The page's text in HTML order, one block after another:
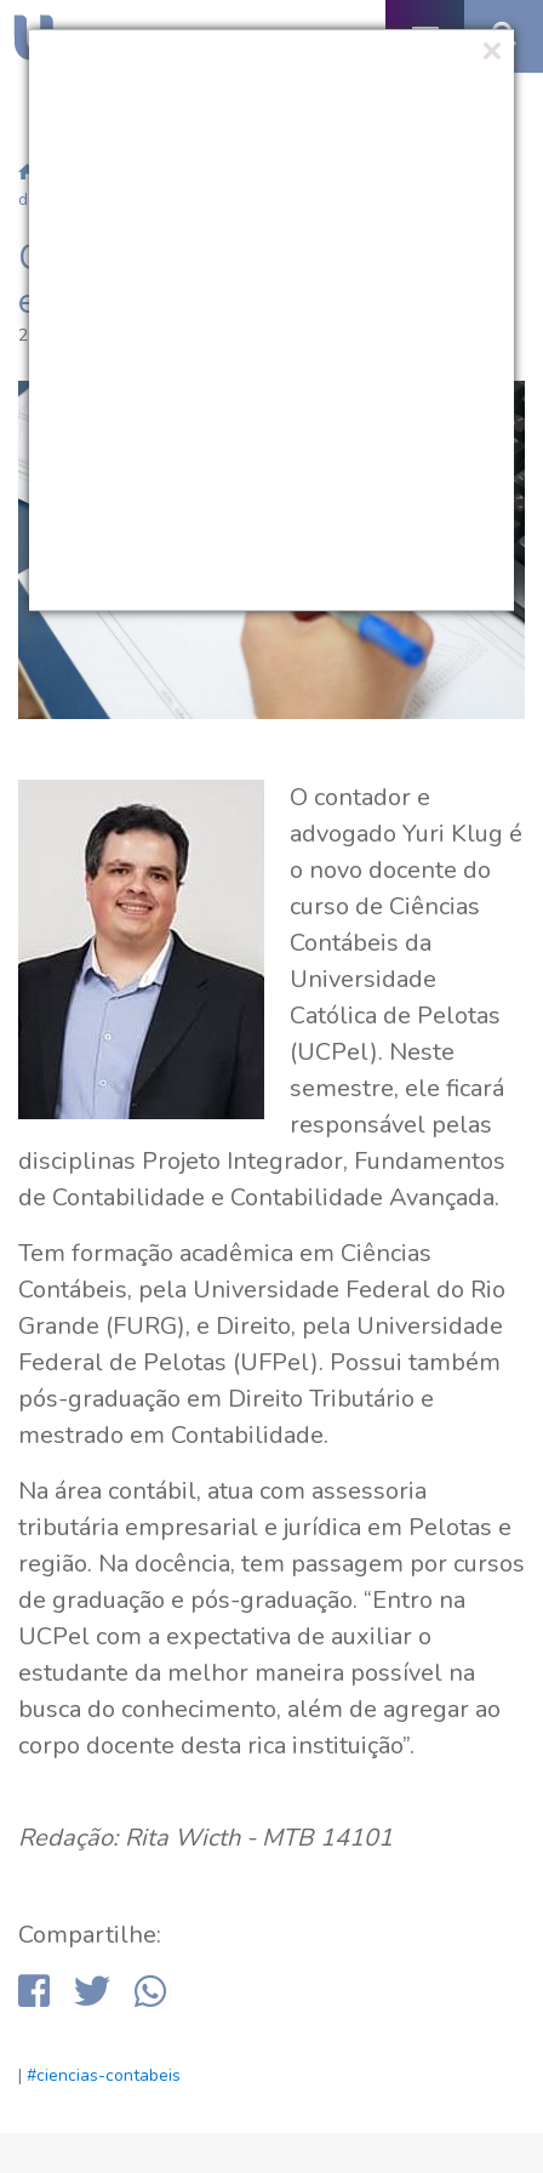
docente
Curso de Ciências Contábeis
está com novo docente
26.08.2021 | 15:28
O contador e
advogado Yuri Klug é
o novo docente do
curso de Ciências
Contábeis da
Universidade
Católica de Pelotas
(UCPel). Neste
semestre, ele ficará
responsável pelas
disciplinas Projeto Integrador, Fundamentos
de Contabilidade e Contabilidade Avançada.
Tem formação acadêmica em Ciências
Contábeis, pela Universidade Federal do Rio
Grande (FURG), e Direito, pela Universidade
Federal de Pelotas (UFPel). Possui também
pós-graduação em Direito Tributário e
mestrado em Contabilidade.
Na área contábil, atua com assessoria
tributária empresarial e jurídica em Pelotas e
região. Na docência, tem passagem por cursos
de graduação e pós-graduação. “Entro na
UCPel com a expectativa de auxiliar o
estudante da melhor maneira possível na
busca do conhecimento, além de agregar ao
corpo docente desta rica instituição”.
Redação: Rita Wicth - MTB 14101
Compartilhe:
| #ciencias-contabeis